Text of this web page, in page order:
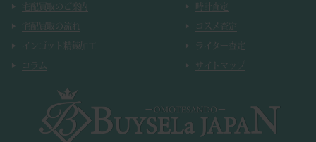
宅配買取のご案内
宅配買取の流れ
インゴット精錬加工
コラム
時計査定
コスメ査定
ライター査定
サイトマップ